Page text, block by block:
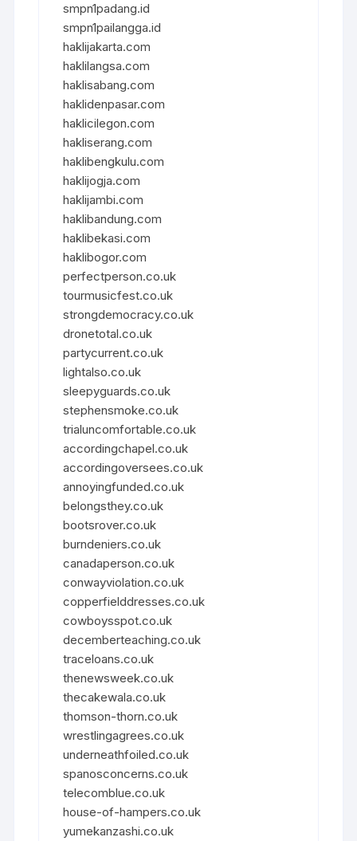
smpn1padang.id
smpn1pailangga.id
haklijakarta.com
haklilangsa.com
haklisabang.com
haklidenpasar.com
haklicilegon.com
hakliserang.com
haklibengkulu.com
haklijogja.com
haklijambi.com
haklibandung.com
haklibekasi.com
haklibogor.com
perfectperson.co.uk
tourmusicfest.co.uk
strongdemocracy.co.uk
dronetotal.co.uk
partycurrent.co.uk
lightalso.co.uk
sleepyguards.co.uk
stephensmoke.co.uk
trialuncomfortable.co.uk
accordingchapel.co.uk
accordingoversees.co.uk
annoyingfunded.co.uk
belongsthey.co.uk
bootsrover.co.uk
burndeniers.co.uk
canadaperson.co.uk
conwayviolation.co.uk
copperfielddresses.co.uk
cowboysspot.co.uk
decemberteaching.co.uk
traceloans.co.uk
thenewsweek.co.uk
thecakewala.co.uk
thomson-thorn.co.uk
wrestlingagrees.co.uk
underneathfoiled.co.uk
spanosconcerns.co.uk
telecomblue.co.uk
house-of-hampers.co.uk
yumekanzashi.co.uk